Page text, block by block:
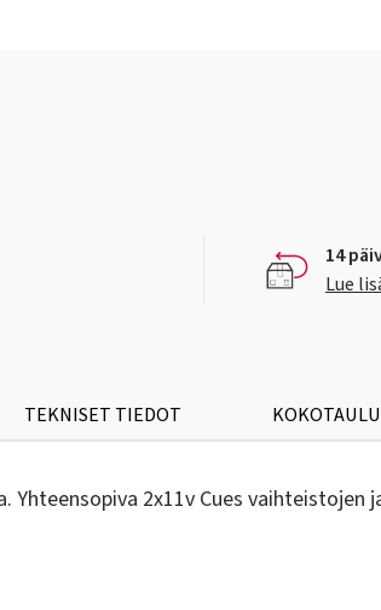
14
Lue
TEKNISET TIEDOT
Yhteensopiva 2x11v Cues